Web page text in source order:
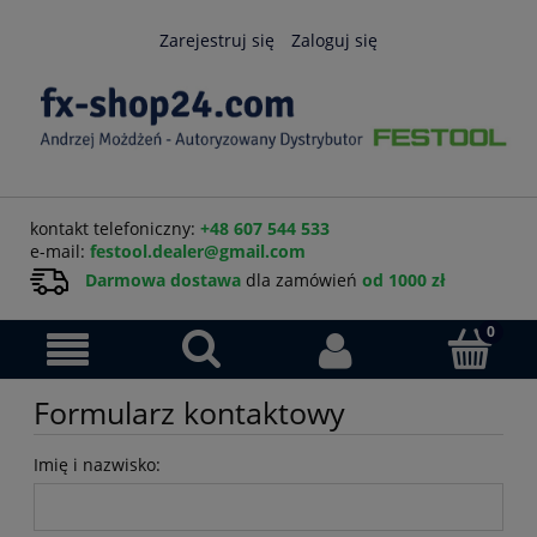
Zarejestruj się Zaloguj się
kontakt telefoniczny: +48 607 544 533
e-mail: festool.dealer@gmail.com
Darmowa dostawa dla zamówień od 1000 zł
Formularz kontaktowy
Imię i nazwisko: